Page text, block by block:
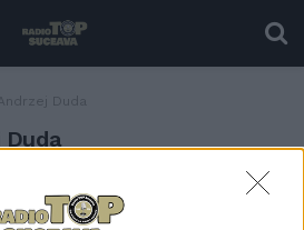
Andrzej Duda
Duda
Un sucevean a primit trei
decorații din partea a trei